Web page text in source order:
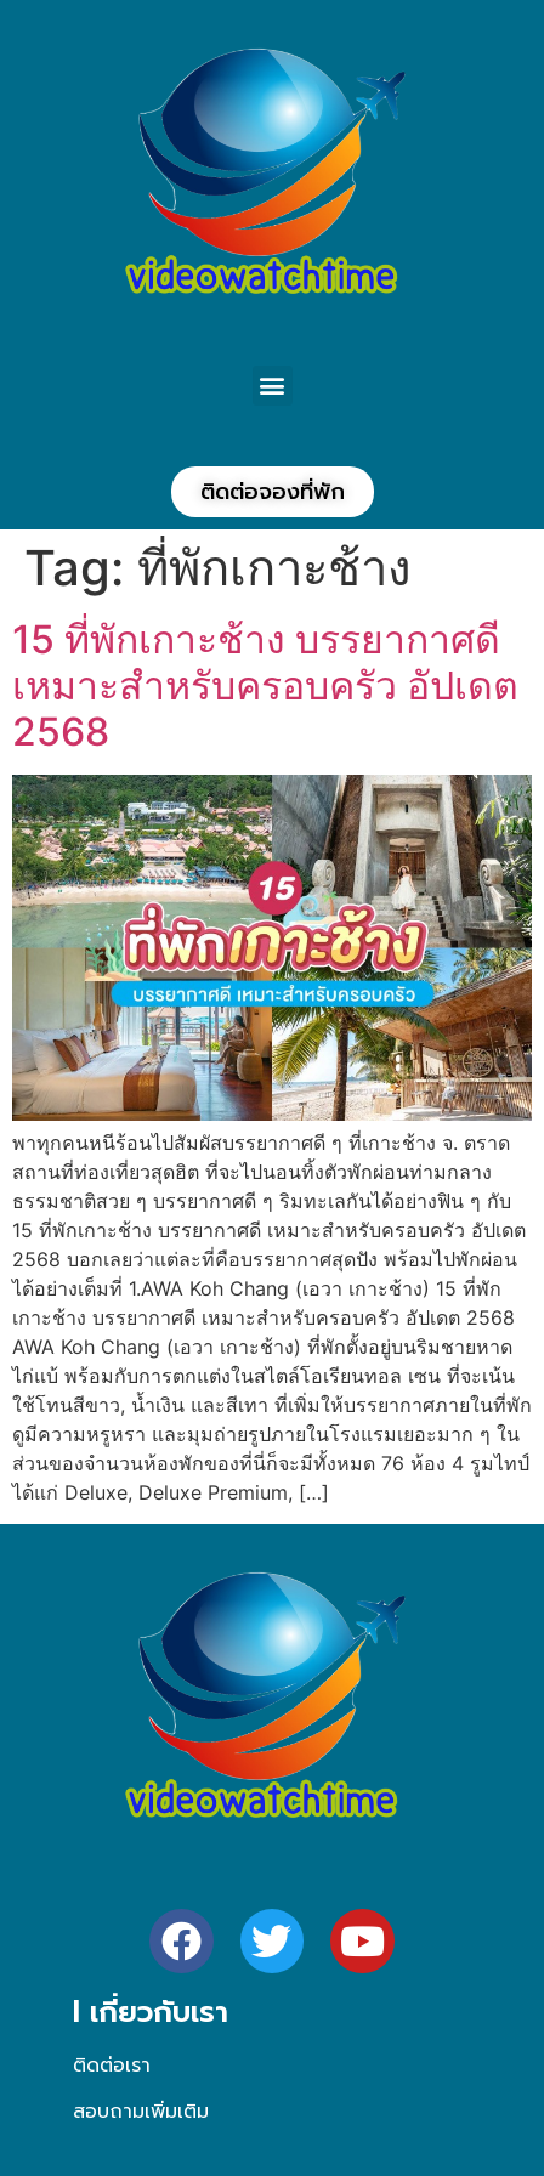
ติดต่อจองที่พัก
Tag: ที่พักเกาะช้าง
15 ที่พักเกาะช้าง บรรยากาศดี
เหมาะสำหรับครอบครัว อัปเดต
2568
พาทุกคนหนีร้อนไปสัมผัสบรรยากาศดี ๆ ที่เกาะช้าง จ. ตราด
สถานที่ท่องเที่ยวสุดฮิต ที่จะไปนอนทิ้งตัวพักผ่อนท่ามกลาง
ธรรมชาติสวย ๆ บรรยากาศดี ๆ ริมทะเลกันได้อย่างฟิน ๆ กับ
15 ที่พักเกาะช้าง บรรยากาศดี เหมาะสำหรับครอบครัว อัปเดต
2568 บอกเลยว่าแต่ละที่คือบรรยากาศสุดปัง พร้อมไปพักผ่อน
ได้อย่างเต็มที่ 1.AWA Koh Chang (เอวา เกาะช้าง) 15 ที่พัก
เกาะช้าง บรรยากาศดี เหมาะสำหรับครอบครัว อัปเดต 2568
AWA Koh Chang (เอวา เกาะช้าง) ที่พักตั้งอยู่บนริมชายหาด
ไก่แบ้ พร้อมกับการตกแต่งในสไตล์โอเรียนทอล เซน ที่จะเน้น
ใช้โทนสีขาว, น้ำเงิน และสีเทา ที่เพิ่มให้บรรยากาศภายในที่พัก
ดูมีความหรูหรา และมุมถ่ายรูปภายในโรงแรมเยอะมาก ๆ ใน
ส่วนของจำนวนห้องพักของที่นี่ก็จะมีทั้งหมด 76 ห้อง 4 รูมไทป์
ได้แก่ Deluxe, Deluxe Premium, […]
l เกี่ยวกับเรา
ติดต่อเรา
สอบถามเพิ่มเติม